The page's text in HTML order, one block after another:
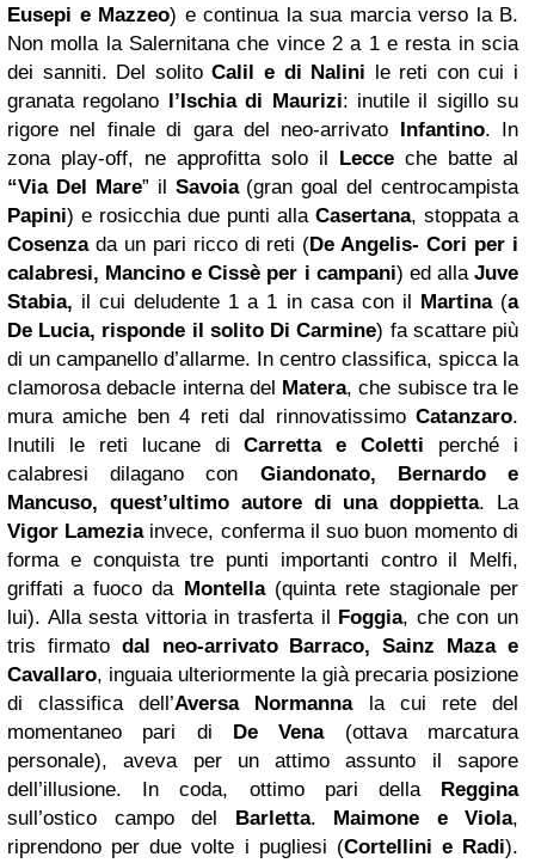
Eusepi e Mazzeo) e continua la sua marcia verso la B.
Non molla la Salernitana che vince 2 a 1 e resta in scia
dei sanniti. Del solitoCalil e di Nalini le reti con cui i
granata regolano l’Ischia di Maurizi: inutile il sigillo su
rigore nel finale di gara del neo-arrivato Infantino. In
zona play-off, ne approfitta solo il
Lecce che batte al
“Via Del Mare” il Savoia(gran goal del centrocampista
Papini) e rosicchia due punti alla Casertana, stoppata a
Cosenzada un pari ricco di reti (De Angelis- Cori per i
calabresi, Mancino e Cissè per i campani) ed allaJuve
Stabia, il cui deludente 1 a 1 in casa con il Martina(a
De Lucia, risponde il solito Di Carmine) fa scattare più
di un campanello d’allarme. In centro classifica, spicca la
clamorosa debacle interna del
Matera, che subisce tra le
mura amiche ben 4 reti dal rinnovatissimoCatanzaro.
Inutili le reti lucane diCarretta e Coletti perché i
calabresi dilagano con Giandonato, Bernardo e
Mancuso, quest’ultimo autore di una doppietta. La
Vigor Lameziainvece, conferma il suo buon momento di
forma e conquista tre punti importanti contro il Melfi,
griffati a fuoco da Montella(quinta rete stagionale per
lui). Alla sesta vittoria in trasferta il
Foggia, che con un
tris firmato dal neo-arrivato Barraco, Sainz Maza e
Cavallaro, inguaia ulteriormente la già precaria posizione
di classifica dell’Aversa Normannala cui rete del
momentaneo pari di De Vena(ottava marcatura
personale), aveva per un attimo assunto il sapore
dell’illusione. In coda, ottimo pari della
Reggina
sull’ostico campo del
Barletta. Maimone e Viola,
riprendono per due volte i pugliesi (Cortellini e Radi).